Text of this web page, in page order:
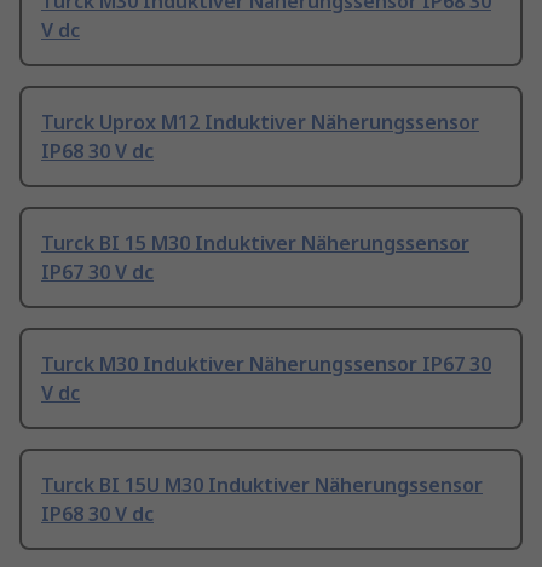
V dc
Turck Uprox M12 Induktiver Näherungssensor
IP68 30 V dc
Turck BI 15 M30 Induktiver Näherungssensor
IP67 30 V dc
Turck M30 Induktiver Näherungssensor IP67 30
V dc
Turck BI 15U M30 Induktiver Näherungssensor
IP68 30 V dc